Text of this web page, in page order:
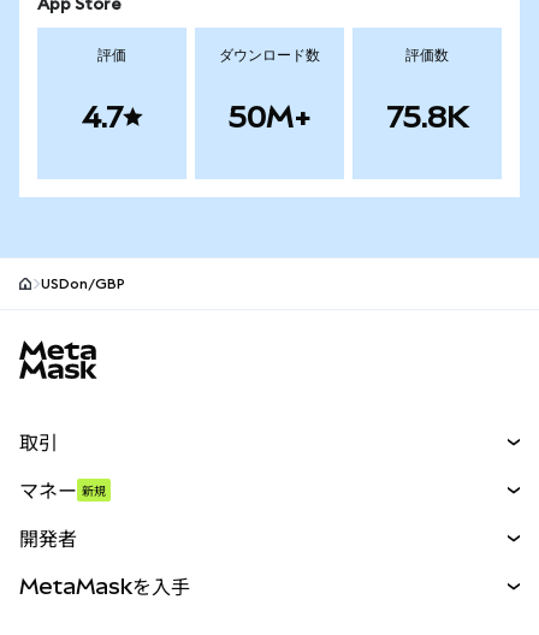
App Store
評価
4.7
ダウンロード数
50M+
評価数
75.8K
USDon/GBP
取引
パーペチュアル
RWA
マネー 新規
開発者
MetaMaskを入手